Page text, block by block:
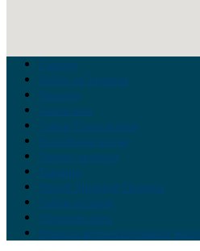
Главная
Война на Украине
Новости
Аналитика
Тайны Геополитики
Российские элиты
Теория заговора
Украина
Новый Мировой Порядок
Тайны истории
Обратная связь
Правила комментирования